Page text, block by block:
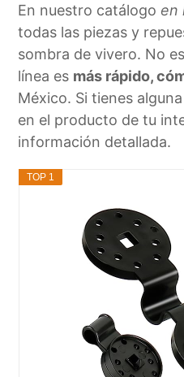
En nuestro catálogo en
todas las piezas y
sombra de vivero. No
línea es más rápido,
México. Si tienes
en el producto de tu
información detallada.
TOP 1